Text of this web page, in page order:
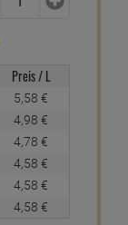
Preis / L
5, 58 €
4,98 €
4,78 €
4, 58 €
4, 58 €
4, 58 €